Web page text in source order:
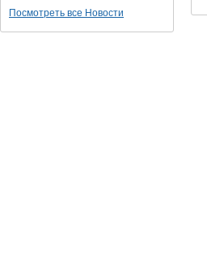
Посмотреть все Новости